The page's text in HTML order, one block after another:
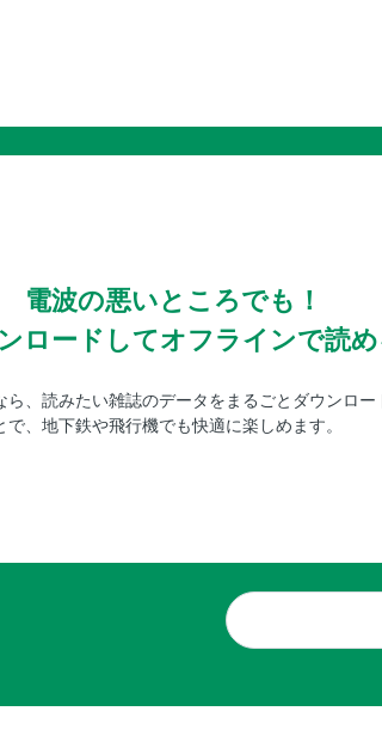
電波の悪いところでも！
ロードしてオフラインで読め
ら、読みたい雑誌のデータをまるごとダウンロー
で、地下鉄や飛行機でも快適に楽しめます。